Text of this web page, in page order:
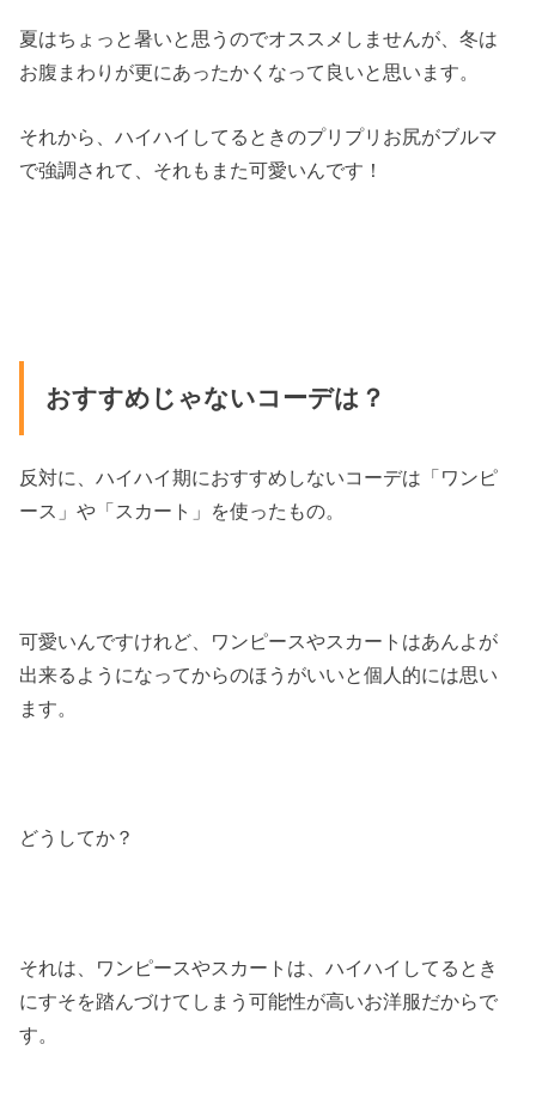
夏はちょっと暑いと思うのでオススメしませんが、冬は
お腹まわりが更にあったかくなって良いと思います。
それから、ハイハイしてるときのプリプリお尻がブルマ
で強調されて、それもまた可愛いんです！
おすすめじゃないコーデは？
反対に、ハイハイ期におすすめしないコーデは「ワンピ
ース」や「スカート」を使ったもの。
可愛いんですけれど、ワンピースやスカートはあんよが
出来るようになってからのほうがいいと個人的には思い
ます。
どうしてか？
それは、ワンピースやスカートは、ハイハイしてるとき
にすそを踏んづけてしまう可能性が高いお洋服だからで
す。